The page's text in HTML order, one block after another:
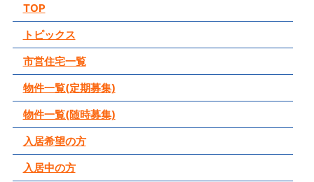
TOP
トピックス
市営住宅一覧
物件一覧(定期募集)
物件一覧(随時募集)
入居希望の方
入居中の方